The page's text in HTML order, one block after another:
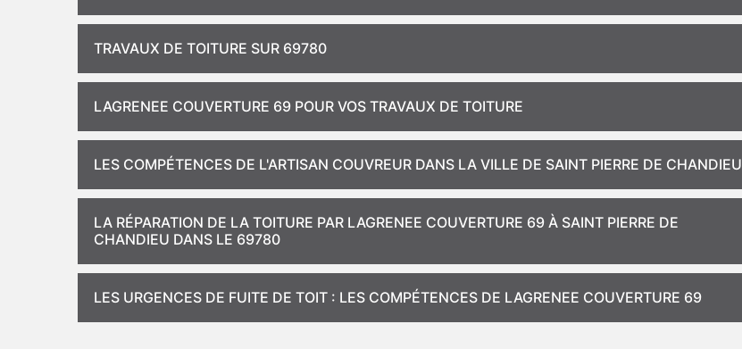
TRAVAUX DE TOITURE SUR 69780
LAGRENEE COUVERTURE 69 POUR VOS TRAVAUX DE TOITURE
LES COMPÉTENCES DE L'ARTISAN COUVREUR DANS LA VILLE DE SAINT PIERRE DE CHANDIEU
LA RÉPARATION DE LA TOITURE PAR LAGRENEE COUVERTURE 69 À SAINT PIERRE DE
CHANDIEU DANS LE 69780
LES URGENCES DE FUITE DE TOIT : LES COMPÉTENCES DE LAGRENEE COUVERTURE 69